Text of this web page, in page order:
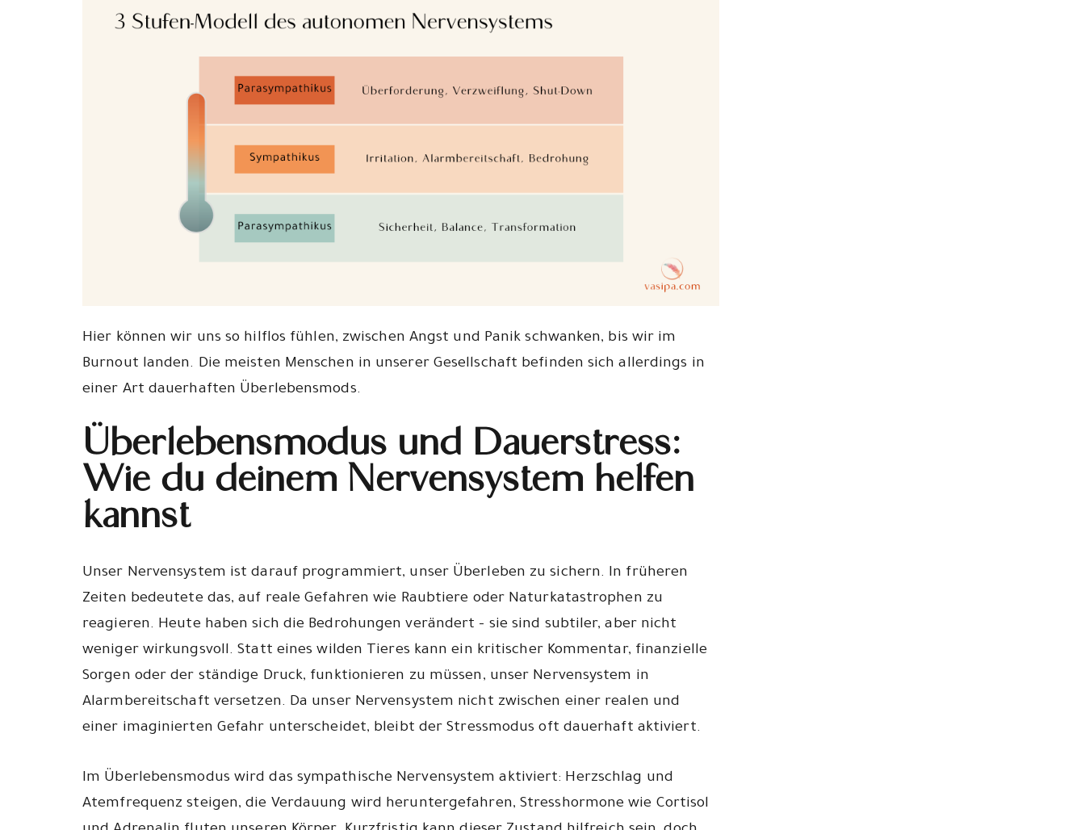
Hier können wir uns so hilflos fühlen, zwischen Angst und Panik schwanken, bis wir im
Burnout landen. Die meisten Menschen in unserer Gesellschaft befinden sich allerdings in
einer Art dauerhaften Überlebensmods.
Überlebensmodus und Dauerstress:
Wie du deinem Nervensystem helfen
kannst
Unser Nervensystem ist darauf programmiert, unser Überleben zu sichern. In früheren
Zeiten bedeutete das, auf reale Gefahren wie Raubtiere oder Naturkatastrophen zu
reagieren. Heute haben sich die Bedrohungen verändert – sie sind subtiler, aber nicht
weniger wirkungsvoll. Statt eines wilden Tieres kann ein kritischer Kommentar, finanzielle
Sorgen oder der ständige Druck, funktionieren zu müssen, unser Nervensystem in
Alarmbereitschaft versetzen. Da unser Nervensystem nicht zwischen einer realen und
einer imaginierten Gefahr unterscheidet, bleibt der Stressmodus oft dauerhaft aktiviert.
Im Überlebensmodus wird das sympathische Nervensystem aktiviert: Herzschlag und
Atemfrequenz steigen, die Verdauung wird heruntergefahren, Stresshormone wie Cortisol